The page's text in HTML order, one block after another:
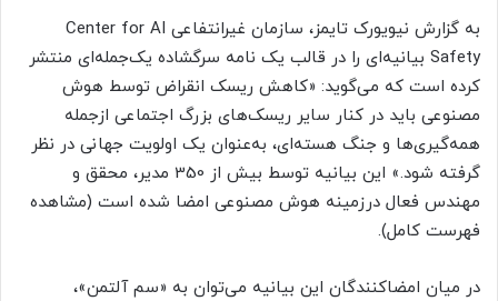
به گزارش نیویورک تایمز، سازمان غیرانتفاعی Center for AI
Safety بیانیه‌ای را در قالب یک نامه سرگشاده یک‌جمله‌ای منتشر
کرده است که می‌گوید: «کاهش ریسک انقراض توسط هوش
مصنوعی باید در کنار سایر ریسک‌های بزرگ اجتماعی ازجمله
همه‌گیری‌ها و جنگ هسته‌ای، به‌عنوان یک اولویت جهانی در نظر
گرفته شود.» این بیانیه توسط بیش از 350 مدیر، محقق و
مهندس فعال درزمینه هوش مصنوعی امضا شده است (مشاهده
فهرست کامل).
در میان امضاکنندگان این بیانیه می‌توان به «سم آلتمن»،